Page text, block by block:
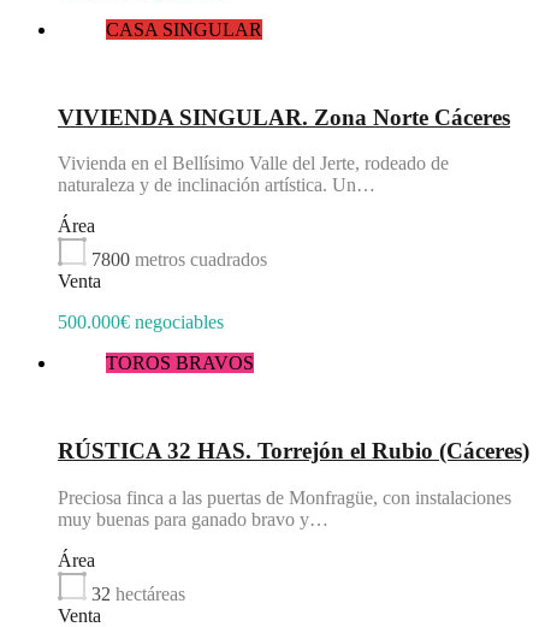
CASA SINGULAR
VIVIENDA SINGULAR. Zona Norte Cáceres
Vivienda en el Bellísimo Valle del Jerte, rodeado de
naturaleza y de inclinación artística. Un…
Área
7800 metros cuadrados
Venta
500.000€ negociables
TOROS BRAVOS
RÚSTICA 32 HAS. Torrejón el Rubio (Cáceres)
Preciosa finca a las puertas de Monfragüe, con instalaciones
muy buenas para ganado bravo y…
Área
32 hectáreas
Venta